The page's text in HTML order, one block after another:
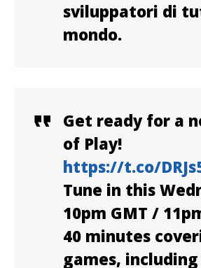
sviluppatori di
mondo.
Get ready for a
of Play!
https://t.co/
Tune in this
10pm GMT /
40 minutes
games,